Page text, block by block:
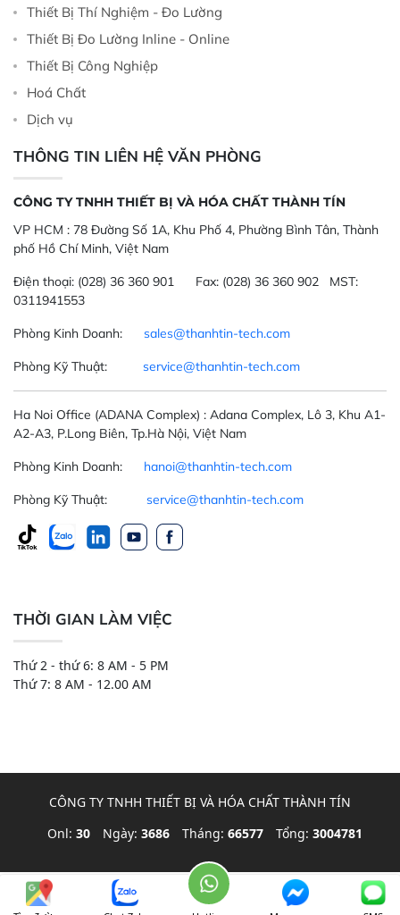
Thiết Bị Thí Nghiệm - Đo Lường
Thiết Bị Đo Lường Inline - Online
Thiết Bị Công Nghiệp
Hoá Chất
Dịch vụ
THÔNG TIN LIÊN HỆ VĂN PHÒNG
CÔNG TY TNHH THIẾT BỊ VÀ HÓA CHẤT THÀNH TÍN
VP HCM : 78 Đường Số 1A, Khu Phố 4, Phường Bình Tân, Thành
phố Hồ Chí Minh, Việt Nam
Điện thoại: (028) 36 360 901 Fax: (028) 36 360 902 MST:
0311941553
Phòng Kinh Doanh: sales@thanhtin-tech.com
Phòng Kỹ Thuật: service@thanhtin-tech.com
Ha Noi Office (ADANA Complex) : Adana Complex, Lô 3, Khu A1-
A2-A3, P.Long Biên, Tp.Hà Nội, Việt Nam
Phòng Kinh Doanh: hanoi@thanhtin-tech.com
Phòng Kỹ Thuật: service@thanhtin-tech.com
THỜI GIAN LÀM VIỆC
Thứ 2 - thứ 6: 8 AM - 5 PM
Thứ 7: 8 AM - 12.00 AM
CÔNG TY TNHH THIẾT BỊ VÀ HÓA CHẤT THÀNH TÍN
Onl: 30 Ngày: 3686 Tháng: 66577 Tổng: 3004781